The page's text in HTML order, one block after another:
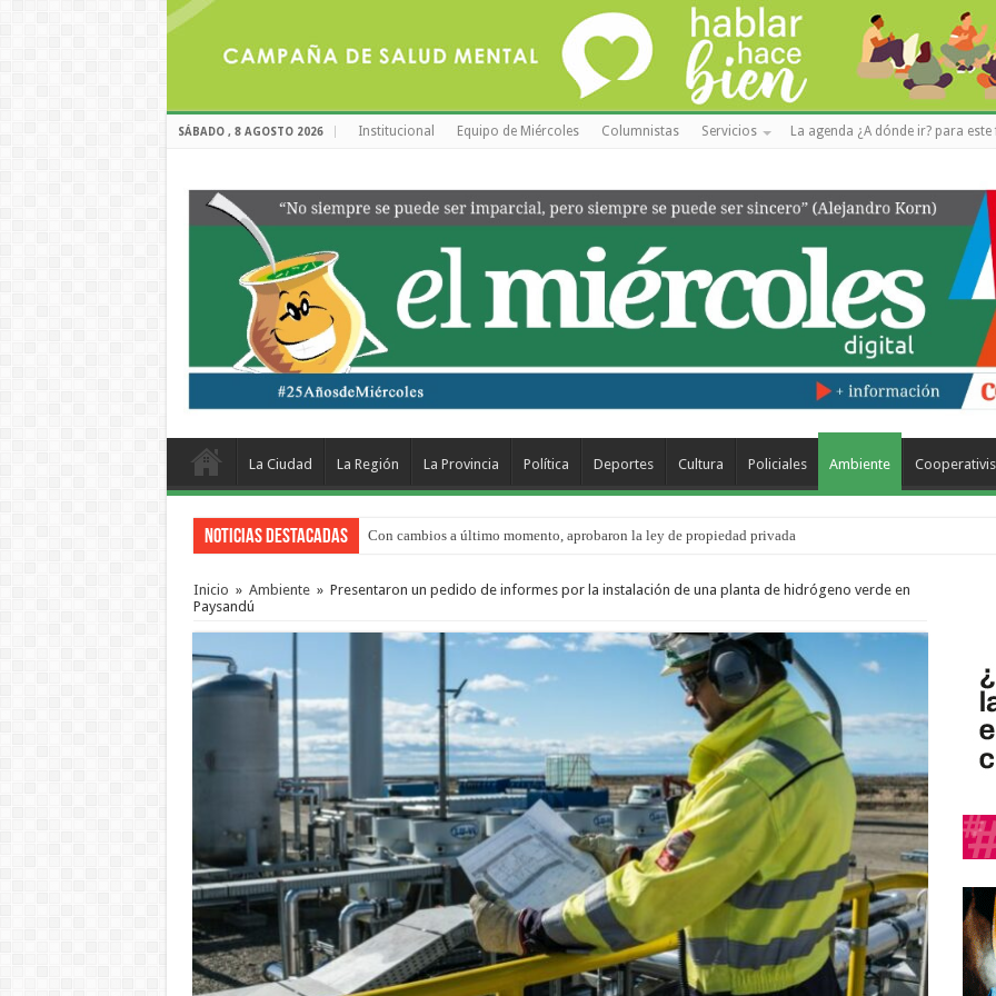
SÁBADO , 8 AGOSTO 2026 Institucional Equipo de Miércoles Columnistas Servicios La agenda ¿A dónde ir? para este
La Ciudad La Región La Provincia Política Deportes Cultura Policiales Ambiente
Noticias Destacadas Con cambios a último momento, aprobaron la ley de propiedad privada
Adopción en Entre Ríos: el 35% de los 90 niños, niñas y adolescentes que esperan una familia tiene
Inicio » Ambiente » Presentaron un pedido de informes por la instalación de una planta de hidrógeno verde en
Paysandú